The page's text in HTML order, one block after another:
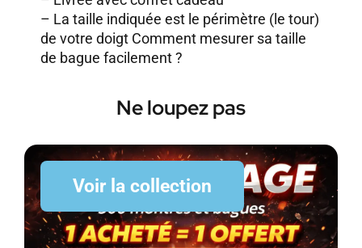
– La taille indiquée est le périmètre (le tour)
de votre doigt Comment mesurer sa taille
de bague facilement ?
Ne loupez pas
Voir la collection